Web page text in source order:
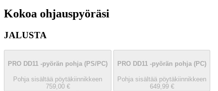
Kokoa ohjauspyöräsi
JALUSTA
PRO DD11 -pyörän pohja (PS/PC)
Pohja sisältää pöytäkiinnikkeen
759,00 €
PRO DD11 -pyörän pohja (PC)
Pohja sisältää pöytäkiinnikkeen
649,99 €